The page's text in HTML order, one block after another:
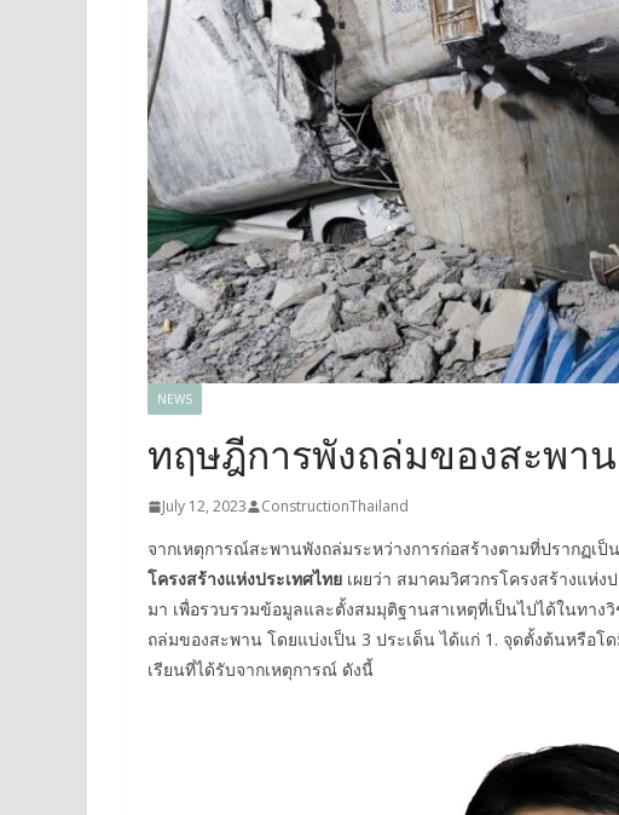
NEWS
ทฤษฎีการพังถล่มของสะพา
July 12, 2023 ConstructionThailand
จากเหตุการณ์สะพานพังถล่มระหว่างการก่อสร้างตามที่ปรากฏเ
โครงสร้างแห่งประเทศไทย เผยว่า สมาคมวิศวกรโครงสร้างแห่
มา เพื่อรวบรวมข้อมูลและตั้งสมมุติฐานสาเหตุที่เป็นไปได้ในทา
ถล่มของสะพาน โดยแบ่งเป็น 3 ประเด็น ได้แก่ 1. จุดตั้งต้นหรือ
เรียนที่ได้รับจากเหตุการณ์ ดังนี้